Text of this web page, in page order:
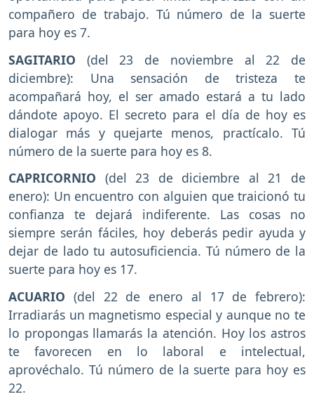
compañero de trabajo. Tú número de la suerte
para hoy es 7.
SAGITARIO (del 23 de noviembre al 22 de
diciembre): Una sensación de tristeza te
acompañará hoy, el ser amado estará a tu lado
dándote apoyo. El secreto para el día de hoy es
dialogar más y quejarte menos, practícalo. Tú
número de la suerte para hoy es 8.
CAPRICORNIO (del 23 de diciembre al 21 de
enero): Un encuentro con alguien que traicionó tu
confianza te dejará indiferente. Las cosas no
siempre serán fáciles, hoy deberás pedir ayuda y
dejar de lado tu autosuficiencia. Tú número de la
suerte para hoy es 17.
ACUARIO (del 22 de enero al 17 de febrero):
Irradiarás un magnetismo especial y aunque no te
lo propongas llamarás la atención. Hoy los astros
te favorecen en lo laboral e intelectual,
aprovéchalo. Tú número de la suerte para hoy es
22.